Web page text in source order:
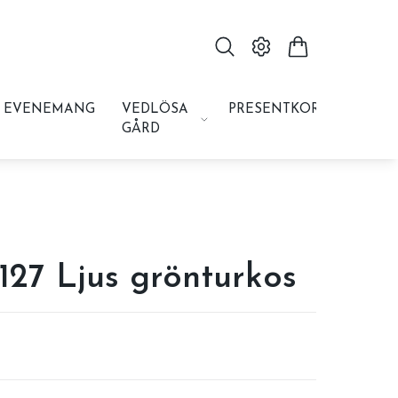
EVENEMANG
VEDLÖSA
GÅRD
PRESENTKORT
Ljus grönturkos